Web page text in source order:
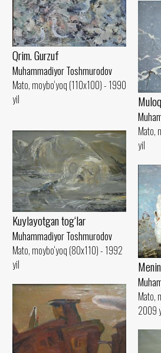
Qrim. Gurzuf
Muhammadiyor Toshmurodov
Mato, moybo‘yoq (110x100) - 1990
yil
Mato,
yil
Kuylayotgan tog‘lar
Muhammadiyor Toshmurodov
Mato, moybo‘yoq (80x110) - 1992
yil
Mato,
2009